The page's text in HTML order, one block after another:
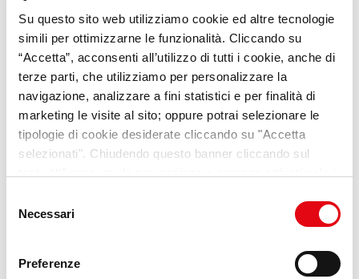
Su questo sito web utilizziamo cookie ed altre tecnologie
simili per ottimizzarne le funzionalità. Cliccando su
“Accetta”, acconsenti all’utilizzo di tutti i cookie, anche di
terze parti, che utilizziamo per personalizzare la
navigazione, analizzare a fini statistici e per finalità di
marketing le visite al sito; oppure potrai selezionare le
tipologie di cookie desiderate cliccando su "Accetta
selezionati". Chiudendo questo banner cliccando sul
modificare le tue preferenze in ogni momento mediante il
link “Impostazione dei cookie” a fine pagina. Per ulteriori
Cookie
Policy.
delNecessari
Preferenze
VideoPilloleper chi cerca
opportunità e consigli sul
mondo del lavoro
Scopri Lab Umana